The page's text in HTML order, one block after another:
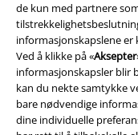
de kun med partnere
informasjonskapslene
Ved å klikke på «Aksepter
informasjonskapsler blir
kan du nekte samtykke
bare nødvendige
dine individuelle